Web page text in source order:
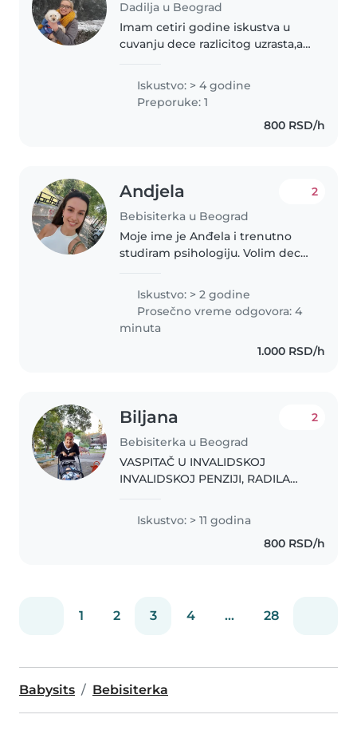
Dadilja u Beograd
Imam cetiri godine iskustva u
cuvanju dece razlicitog uzrasta,a i
sigurnog, toplog i podsticajnog
okruzenja u kome se dete oseca
voljeno i postovano. Odgovorna..
Iskustvo: > 4 godine
Preporuke: 1
800 RSD/h
Andjela
Bebisiterka u Beograd
2
Moje ime je Anđela i trenutno
studiram psihologiju. Volim decu,
Radila sam u igranici kao dečija
animatorka, aktivno igram dečije
predstave i vec..
Iskustvo: > 2 godine
Prosečno vreme odgovora: 4
minuta
1.000 RSD/h
Biljana
Bebisiterka u Beograd
2
VASPITAČ U INVALIDSKOJ
INVALIDSKOJ PENZIJI, RADILA
PALILULI I DNEVNOM BORAVKU
ZA AUTIZAM. IMAM 30 GODINA
RADNOG STAŽA U VRTIĆU. .
Iskustvo: > 11 godina
800 RSD/h
1 2 3 4 ... 28
Babysits Bebisiterka